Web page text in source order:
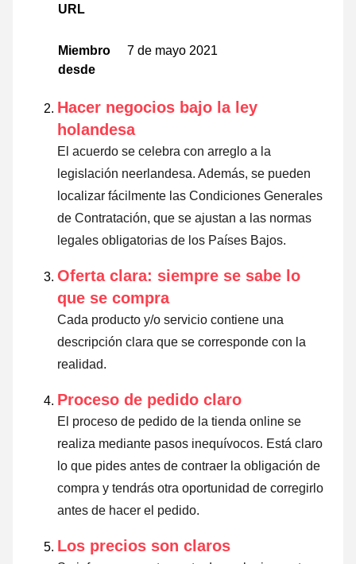
URL
Miembro
desde
7 de mayo 2021
Hacer negocios bajo la ley
holandesa
El acuerdo se celebra con arreglo a la
legislación neerlandesa. Además, se pueden
localizar fácilmente las Condiciones Generales
de Contratación, que se ajustan a las normas
legales obligatorias de los Países Bajos.
Oferta clara: siempre se sabe lo
que se compra
Cada producto y/o servicio contiene una
descripción clara que se corresponde con la
realidad.
Proceso de pedido claro
El proceso de pedido de la tienda online se
realiza mediante pasos inequívocos. Está claro
lo que pides antes de contraer la obligación de
compra y tendrás otra oportunidad de corregirlo
antes de hacer el pedido.
Los precios son claros